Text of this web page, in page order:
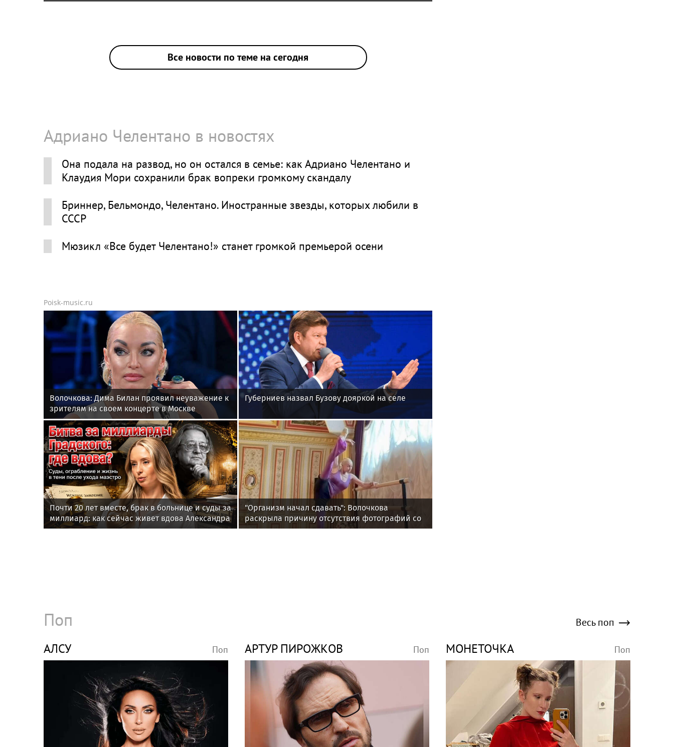
Все новости по теме на сегодня
Адриано Челентано в новостях
Она подала на развод, но он остался в семье: как Адриано Челентано и
Клаудия Мори сохранили брак вопреки громкому скандалу
Бриннер, Бельмондо, Челентано. Иностранные звезды, которых любили в
СССР
Мюзикл «Все будет Челентано!» станет громкой премьерой осени
Poisk-music.ru
Волочкова: Дима Билан проявил неуважение к
зрителям на своем концерте в Москве
Губерниев назвал Бузову дояркой на селе
Почти 20 лет вместе, брак в больнице и суды за
миллиард: как сейчас живет вдова Александра
Градского
"Организм начал сдавать": Волочкова
раскрыла причину отсутствия фотографий со
шпагатами
Поп Весь поп
АЛСУ Поп АРТУР ПИРОЖКОВ Поп МОНЕТОЧКА Поп